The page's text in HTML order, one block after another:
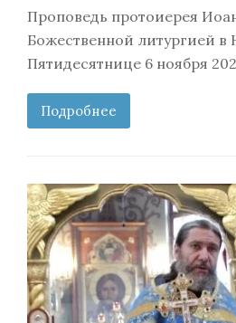
Проповедь протоиерея
Божественной литургией
Пятидесятнице 6 ноября
Подробнее